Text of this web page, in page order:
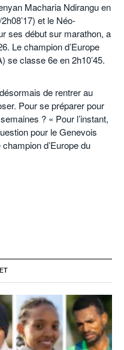
Macharia Ndirangu en
et le Néo-
ses début sur marathon, a
Le champion d’Europe
se classe 6e en 2h10’45.
de rentrer au
Pour se préparer pour
? « Pour l’instant,
pour le Genevois
champion d’Europe du